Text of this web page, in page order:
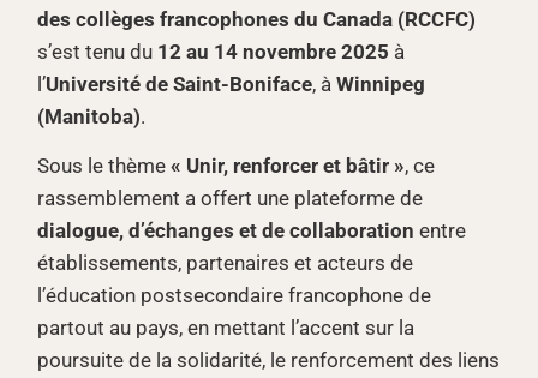
des collèges francophones du Canada (RCCFC)
s’est tenu du 12 au 14 novembre 2025 à
l’Université de Saint-Boniface, àWinnipeg
(Manitoba).
Sous le thème« Unir, renforcer et bâtir », ce
rassemblement a offert une plateforme de
dialogue, d’échanges et de collaboration entre
établissements, partenaires et acteurs de
l’éducation postsecondaire francophone de
partout au pays, en mettant l’accent sur la
poursuite de la solidarité, le renforcement des liens